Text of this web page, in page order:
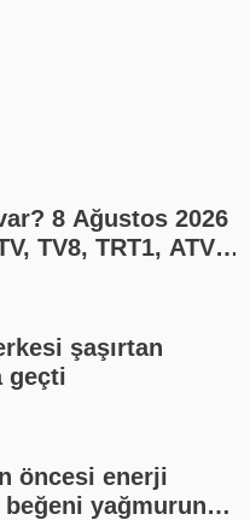
8 Ağustos 2026
TV8, TRT1, ATV
şaşırtan
geçti
öncesi enerji
yağmuruna